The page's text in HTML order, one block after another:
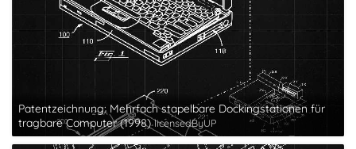
Patentzeichnung: Mehrfach stapelbare Dockingstationen für
tragbare Computer (1998) licensedByUP